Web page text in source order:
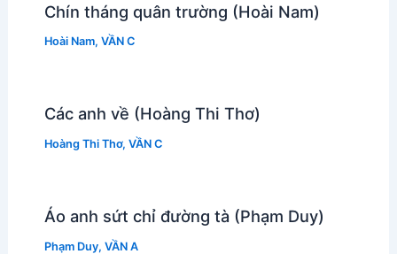
Chín tháng quân trường (Hoài Nam)
Hoài Nam, VẦN C
Các anh về (Hoàng Thi Thơ)
Hoàng Thi Thơ, VẦN C
Áo anh sứt chỉ đường tà (Phạm Duy)
Phạm Duy, VẦN A